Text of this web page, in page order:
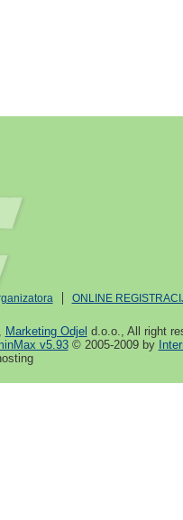
ONLINE
Marketing Odjel d.o.o., All right
v5.93© 2005-2009 by